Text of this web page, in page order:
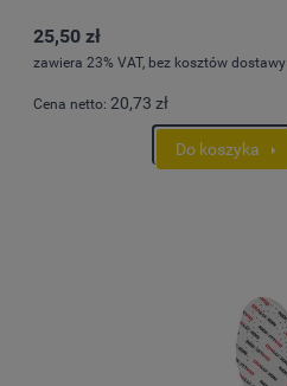
25,50 zł
zawiera 23% VAT, bez kosztów dostawy
Cena netto: 20,73 zł
Do koszyka